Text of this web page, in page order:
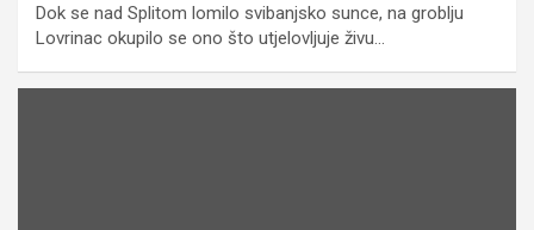
Dok se nad Splitom lomilo svibanjsko sunce, na groblju
Lovrinac okupilo se ono što utjelovljuje živu…